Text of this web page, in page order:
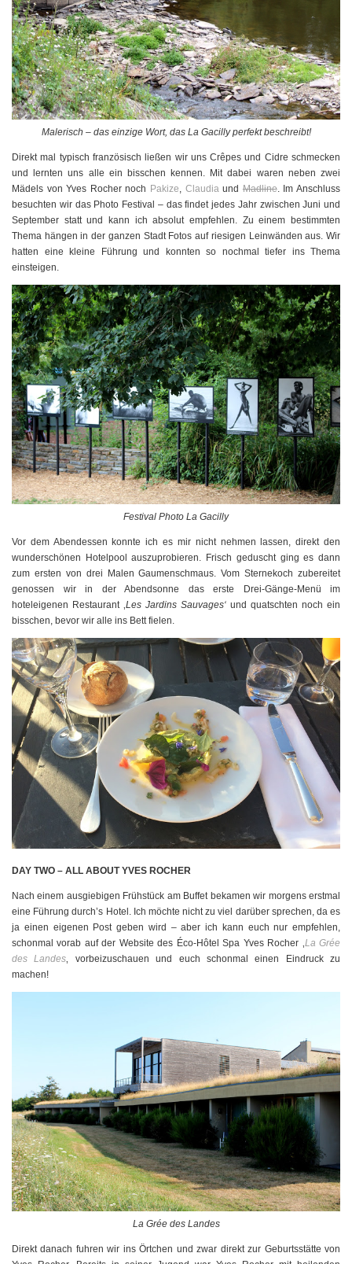
Malerisch – das einzige Wort, das La Gacilly perfekt beschreibt!
Direkt mal typisch französisch ließen wir uns Crêpes und Cidre schmecken
und lernten uns alle ein bisschen kennen. Mit dabei waren neben zwei
Mädels von Yves Rocher noch Pakize, Claudiaund Madline. Im Anschluss
besuchten wir das Photo Festival – das findet jedes Jahr zwischen Juni und
September statt und kann ich absolut empfehlen. Zu einem bestimmten
Thema hängen in der ganzen Stadt Fotos auf riesigen Leinwänden aus. Wir
hatten eine kleine Führung und konnten so nochmal tiefer ins Thema
einsteigen.
Festival Photo La Gacilly
Vor dem Abendessen konnte ich es mir nicht nehmen lassen, direkt den
wunderschönen Hotelpool auszuprobieren. Frisch geduscht ging es dann
zum ersten von drei Malen Gaumenschmaus. Vom Sternekoch zubereitet
genossen wir in der Abendsonne das erste Drei-Gänge-Menü im
hoteleigenen Restaurant ‚Les Jardins Sauvages‘ und quatschten noch ein
bisschen, bevor wir alle ins Bett fielen.
DAY TWO – ALL ABOUT YVES ROCHER
Nach einem ausgiebigen Frühstück am Buffet bekamen wir morgens erstmal
eine Führung durch’s Hotel. Ich möchte nicht zu viel darüber sprechen, da es
ja einen eigenen Post geben wird – aber ich kann euch nur empfehlen,
schonmal vorab auf der Website des Éco-Hôtel Spa Yves Rocher ‚ La Grée
des Landes ‚ vorbeizuschauen und euch schonmal einen Eindruck zu
machen!
La Grée des Landes
Direkt danach fuhren wir ins Örtchen und zwar direkt zur Geburtsstätte von